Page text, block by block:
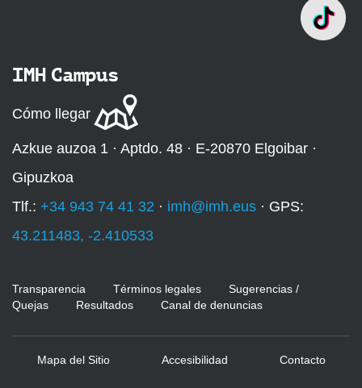
IMH Campus
Cómo llegar
Azkue auzoa 1 · Aptdo. 48 · E-20870 Elgoibar ·
Gipuzkoa
Tlf.: +34 943 74 41 32 · imh@imh.eus · GPS:
43.211483, -2.410533
Transparencia Términos legales
Sugerencias /
Quejas
Resultados Canal de denuncias
Mapa del Sitio Accesibilidad Contacto